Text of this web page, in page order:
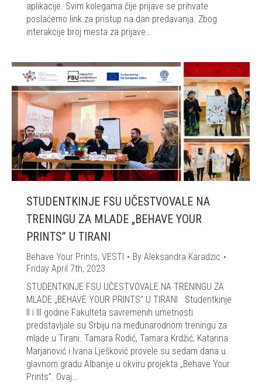
aplikacije. Svim kolegama čije prijave se prihvate
poslaćemo link za pristup na dan predavanja. Zbog
interakcije broj mesta za prijave…
STUDENTKINJE FSU UČESTVOVALE NA
TRENINGU ZA MLADE „BEHAVE YOUR
PRINTS” U TIRANI
Behave Your Prints, VESTI By Aleksandra Karadzic
Friday April 7th, 2023
STUDENTKINJE FSU UČESTVOVALE NA TRENINGU ZA
MLADE „BEHAVE YOUR PRINTS” U TIRANI Studentkinje
II i III godine Fakulteta savremenih umetnosti
predstavljale su Srbiju na međunarodnom treningu za
mlade u Tirani. Tamara Rodić, Tamara Krdžić, Katarina
Marjanović i Ivana Lješković provele su sedam dana u
glavnom gradu Albanije u okviru projekta „Behave Your
Prints”. Ovaj…